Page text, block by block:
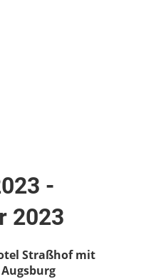
-
2023
Straßhof mit